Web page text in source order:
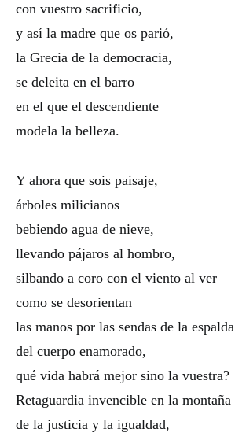
con vuestro sacrificio,
y así la madre que os parió,
la Grecia de la democracia,
se deleita en el barro
en el que el descendiente
modela la belleza.
Y ahora que sois paisaje,
árboles milicianos
bebiendo agua de nieve,
llevando pájaros al hombro,
silbando a coro con el viento al ver
como se desorientan
las manos por las sendas de la espalda
del cuerpo enamorado,
qué vida habrá mejor sino la vuestra?
Retaguardia invencible en la montaña
de la justicia y la igualdad,